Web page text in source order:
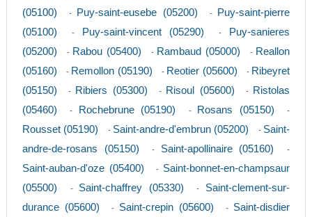
(05100)
- Puy-saint-eusebe (05200) -
Puy-saint-pierre
(05100)
- Puy-saint-vincent (05290) -
Puy-sanieres
(05200)
- Rabou (05400) - Rambaud (05000) - Reallon
(05160)
- Remollon (05190) - Reotier (05600) - Ribeyret
(05150)
- Ribiers (05300) - Risoul (05600) - Ristolas
(05460)
- Rochebrune (05190) - Rosans (05150) -
Rousset (05190) - Saint-andre-d'embrun (05200) - Saint-
andre-de-rosans (05150)
- Saint-apollinaire (05160) -
Saint-auban-d'oze (05400) - Saint-bonnet-en-champsaur
(05500)
- Saint-chaffrey (05330) - Saint-clement-sur-
durance (05600)
- Saint-crepin (05600) - Saint-disdier